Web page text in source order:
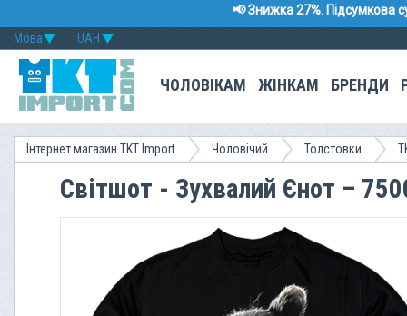
📢 Знижка 27%. Підсумкова
UAH
Мова
ЧОЛОВІКАМ ЖІНКАМ БРЕНДИ
Інтернет магазин TKT Import Чоловічий Толстовки
Світшот - Зухвалий Єнот –